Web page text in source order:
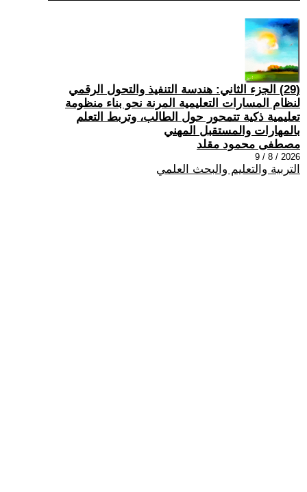
(29) الجزء الثاني: هندسة التنفيذ والتحول الرقمي
لنظام المسارات التعليمية المرنة نحو بناء منظومة
تعليمية ذكية تتمحور حول الطالب، وتربط التعلم
بالمهارات والمستقبل المهني
مصطفى محمود مقلد
2026 / 8 / 9
التربية والتعليم والبحث العلمي